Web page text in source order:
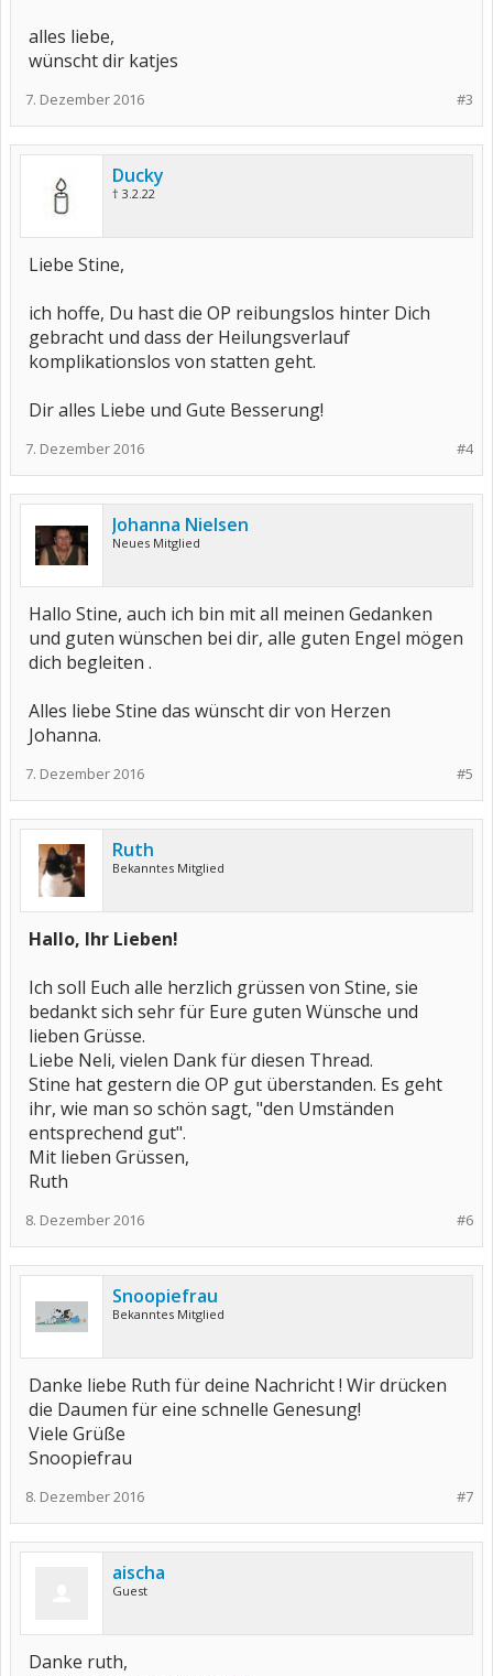
alles liebe,
wünscht dir katjes
#3
7. Dezember 2016
Ducky
† 3.2.22
Liebe Stine,
ich hoffe, Du hast die OP reibungslos hinter Dich
gebracht und dass der Heilungsverlauf
komplikationslos von statten geht.
Dir alles Liebe und Gute Besserung!
#4
7. Dezember 2016
Johanna Nielsen
Neues Mitglied
Hallo Stine, auch ich bin mit all meinen Gedanken
und guten wünschen bei dir, alle guten Engel mögen
dich begleiten .
Alles liebe Stine das wünscht dir von Herzen
Johanna.
#5
7. Dezember 2016
Ruth
Bekanntes Mitglied
Hallo, Ihr Lieben!
Ich soll Euch alle herzlich grüssen von Stine, sie
bedankt sich sehr für Eure guten Wünsche und
lieben Grüsse.
Liebe Neli, vielen Dank für diesen Thread.
Stine hat gestern die OP gut überstanden. Es geht
ihr, wie man so schön sagt, "den Umständen
entsprechend gut".
Mit lieben Grüssen,
Ruth
#6
8. Dezember 2016
Snoopiefrau
Bekanntes Mitglied
Danke liebe Ruth für deine Nachricht ! Wir drücken
die Daumen für eine schnelle Genesung!
Viele Grüße
Snoopiefrau
#7
8. Dezember 2016
aischa
Guest
Danke ruth,